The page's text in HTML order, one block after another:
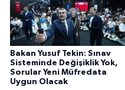
Bakan Yusuf Tekin: Sınav
Sisteminde Değişiklik Yok,
Sorular Yeni Müfredata
Uygun Olacak